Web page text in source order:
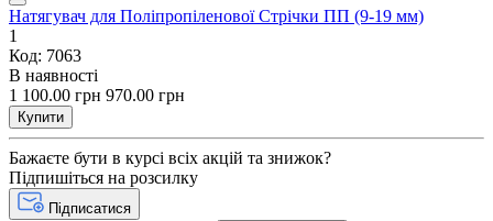
Натягувач для Поліпропіленової Стрічки ПП (9-19 мм)
1
Код: 7063
В наявності
1 100.00 грн 970.00 грн
Купити
Бажаєте бути в курсі всіх акцій та знижок?
Підпишіться на розсилку
Підписатися